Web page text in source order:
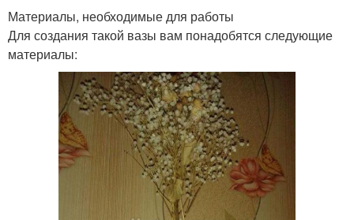
Напольная ваза
Бутылки для детей Бутылки в технике
Материалы, необходимые для работы
Для создания такой вазы вам понадобятся следующие
материалы: